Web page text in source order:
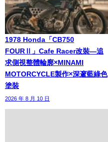
1978 Honda「CB750
FOURⅡ」Cafe Racer改裝—追
求側視整體輪廓×MINAMI
MOTORCYCLE製作×深邃藍綠色
塗裝
2026 年 8 月 10 日